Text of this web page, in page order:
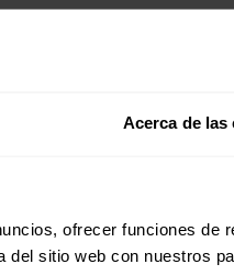
Acerca de las
ofrecer funciones de
del sitio web con nuestros
que los modelos Soja Max,
indicar que se tratan de
tratan de colchones de